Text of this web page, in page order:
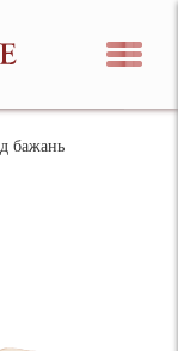
бажань